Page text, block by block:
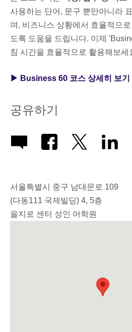
사용하는 단어, 문구 뿐만아니라
며, 비즈니스 상황에서 효율적으
도록 도움을 드립니다. 이제
침 시간을 효율적으로 활용해보세
▶ Business 60 코스 상세히 보기
공유하기
서울특별시 중구 남대문로 109
(다동111 국제빌딩) 4, 5층
을지로 센터 성인 어학원